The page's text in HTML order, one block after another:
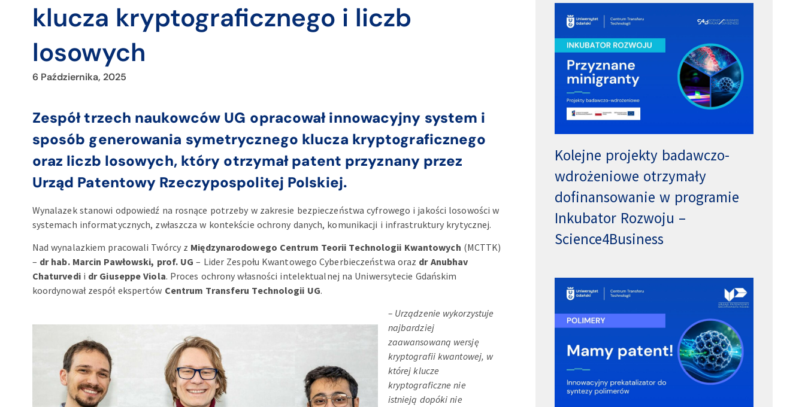
klucza kryptograficznego i liczb
losowych
6 Października, 2025
Zespół trzech naukowców UG opracował innowacyjny system i
sposób generowania symetrycznego klucza kryptograficznego
oraz liczb losowych, który otrzymał patent przyznany przez
Urząd Patentowy Rzeczypospolitej Polskiej.
Wynalazek stanowi odpowiedź na rosnące potrzeby w zakresie bezpieczeństwa cyfrowego i jakości losowości w
systemach informatycznych, zwłaszcza w kontekście ochrony danych, komunikacji i infrastruktury krytycznej.
Nad wynalazkiem pracowali Twórcy z Międzynarodowego Centrum Teorii Technologii Kwantowych (MCTTK)
– dr hab. Marcin Pawłowski, prof. UG – Lider Zespołu Kwantowego Cyberbieczeństwa oraz dr Anubhav
Chaturvedii dr Giuseppe Viola. Proces ochrony własności intelektualnej na Uniwersytecie Gdańskim
koordynował zespół ekspertów Centrum Transferu Technologii UG.
– Urządzenie wykorzystuje
najbardziej
zaawansowaną wersję
kryptografii kwantowej, w
której klucze
kryptograficzne nie
istnieją dopóki nie
Kolejne projekty badawczo-
wdrożeniowe otrzymały
dofinansowanie w programie
Inkubator Rozwoju –
Science4Business